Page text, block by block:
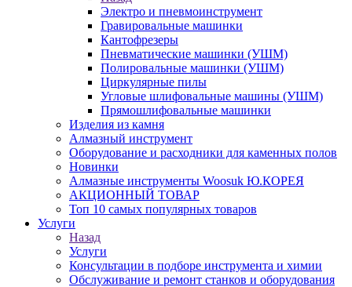
Электро и пневмоинструмент
Гравировальные машинки
Кантофрезеры
Пневматические машинки (УШМ)
Полировальные машинки (УШМ)
Циркулярные пилы
Угловые шлифовальные машины (УШМ)
Прямошлифовальные машинки
Изделия из камня
Алмазный инструмент
Оборудование и расходники для каменных полов
Новинки
Алмазные инструменты Woosuk Ю.КОРЕЯ
АКЦИОННЫЙ ТОВАР
Топ 10 самых популярных товаров
Услуги
Назад
Услуги
Консультации в подборе инструмента и химии
Обслуживание и ремонт станков и оборудования